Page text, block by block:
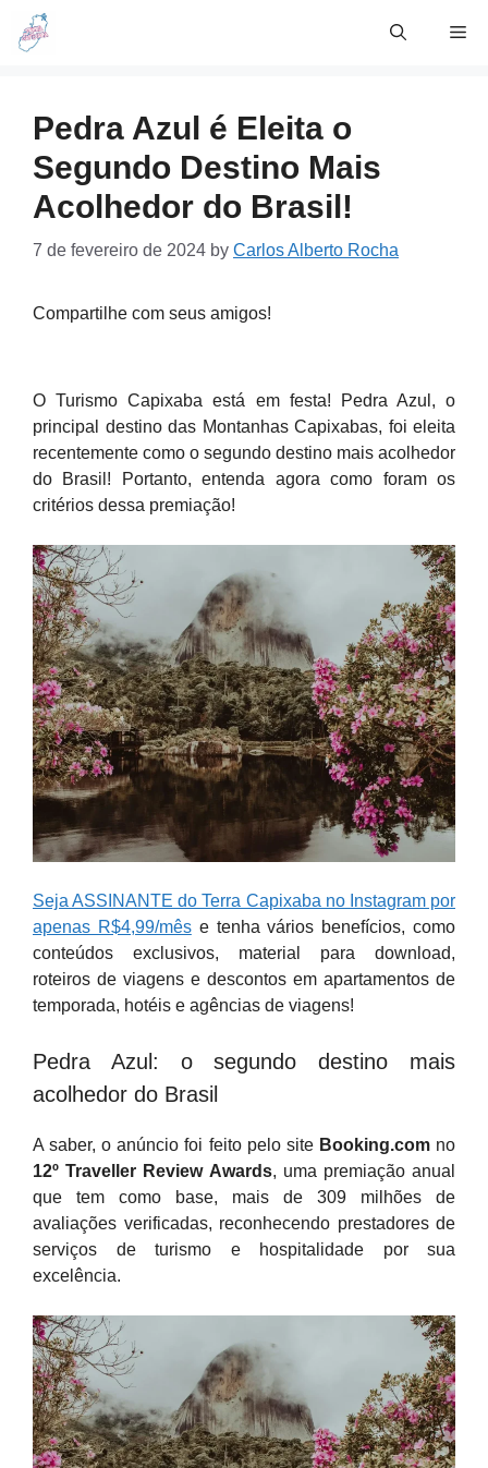
Skip
Pedra Azul é Eleita o
Segundo Destino Mais
Acolhedor do Brasil!
7 de fevereiro de 2024 by Carlos Alberto Rocha
Compartilhe com seus amigos!
O Turismo Capixaba está em festa! Pedra Azul, o
principal destino das Montanhas Capixabas, foi eleita
recentemente como o segundo destino mais acolhedor
do Brasil! Portanto, entenda agora como foram os
critérios dessa premiação!
Seja ASSINANTE do Terra Capixaba no Instagram por
apenas R$4,99/mêse tenha vários benefícios, como
conteúdos exclusivos, material para download,
roteiros de viagens e descontos em apartamentos de
temporada, hotéis e agências de viagens!
Pedra Azul: o segundo destino mais
acolhedor do Brasil
A saber, o anúncio foi feito pelo site Booking.comno
12º Traveller Review Awards, uma premiação anual
que tem como base, mais de 309 milhões de
avaliações verificadas, reconhecendo prestadores de
serviços de turismo e hospitalidade por sua
excelência.